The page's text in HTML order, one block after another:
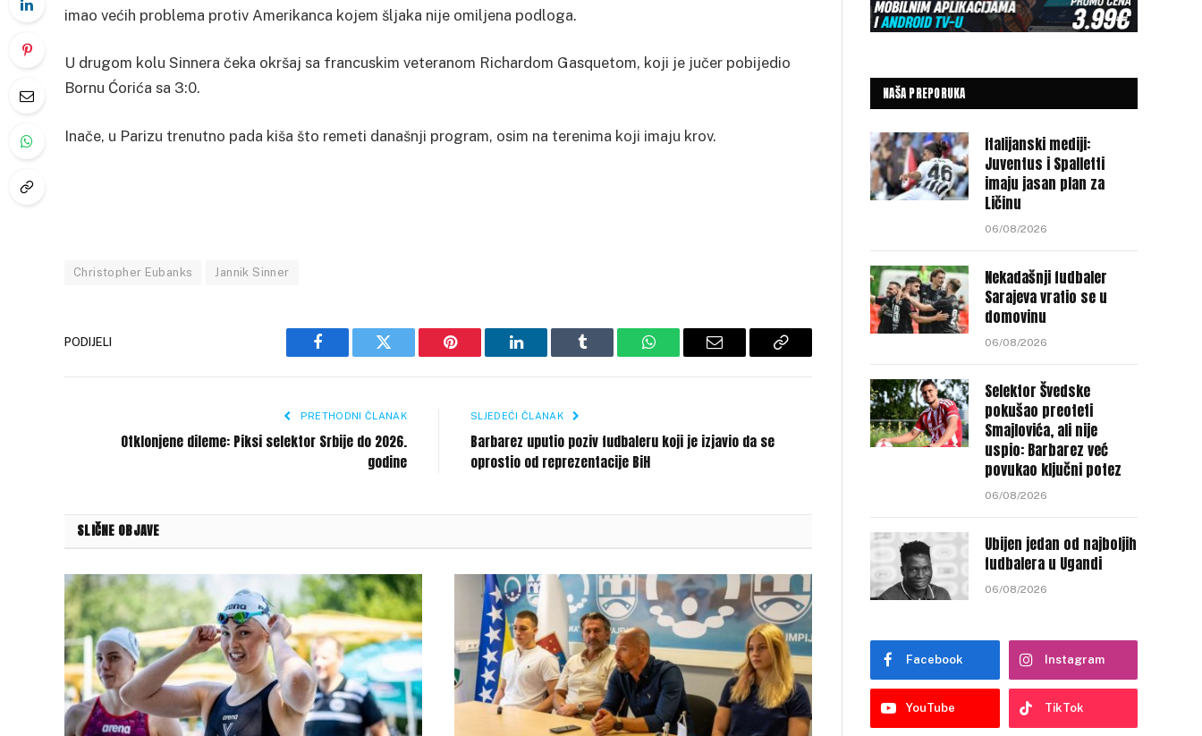
imao većih problema protiv Amerikanca kojem šljaka nije omiljena podloga.
U drugom kolu Sinnera čeka okršaj sa francuskim veteranom Richardom Gasquetom, koji je jučer pobijedio
Bornu Ćorića sa 3:0.
Inače, u Parizu trenutno pada kiša što remeti današnji program, osim na terenima koji imaju krov.
Christopher Eubanks Jannik Sinner
PODIJELI
Facebook Twitter Pinterest LinkedIn Tumblr WhatsAppEmail
Copy
PRETHODNI ČLANAK
Otklonjene dileme: Piksi selektor Srbije do 2026.
godine
SLJEDEĆI ČLANAK
Barbarez uputio poziv fudbaleru koji je izjavio da se
oprostio od reprezentacije BiH
SLIČNE OBJAVE
NAŠA PREPORUKA
Italijanski mediji:
Juventus i Spalletti
imaju jasan plan za
Ličinu
06/08/2026
Nekadašnji fudbaler
Sarajeva vratio se u
domovinu
06/08/2026
Selektor Švedske
pokušao preoteti
Smajlovića, ali nije
uspio: Barbarez već
povukao ključni potez
06/08/2026
Ubijen jedan od najboljih
fudbalera u Ugandi
06/08/2026
Facebook Instagram
YouTube TikTok